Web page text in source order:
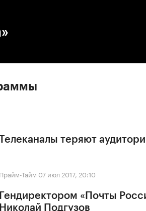
теряют
Прайм-Тайм 07 июл 2017, 20:10
Гендиректором «Почты
Николай Подгузов